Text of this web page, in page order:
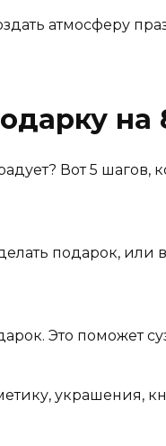
атмосферу
на
Вот 5 шагов,
подарок, или
Это поможет
украшения,